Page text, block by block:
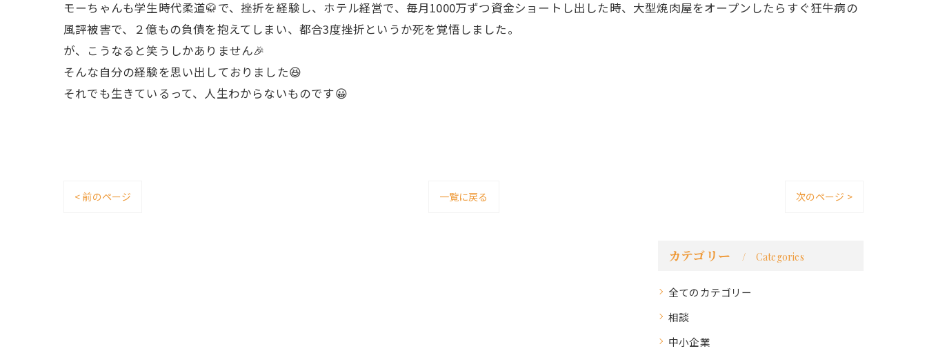
モーちゃんも学生時代柔道🥋で、挫折を経験し、ホテル経営で、毎月1000万ずつ資金ショートし出した時、大型焼肉屋をオープンしたらすぐ狂牛病の
風評被害で、２億もの負債を抱えてしまい、都合3度挫折というか死を覚悟しました。
が、こうなると笑うしかありません🎉
そんな自分の経験を思い出しておりました😆
それでも生きているって、人生わからないものです😀
< 前のページ 一覧に戻る 次のページ >
カテゴリー Categories
全てのカテゴリー
相談
中小企業